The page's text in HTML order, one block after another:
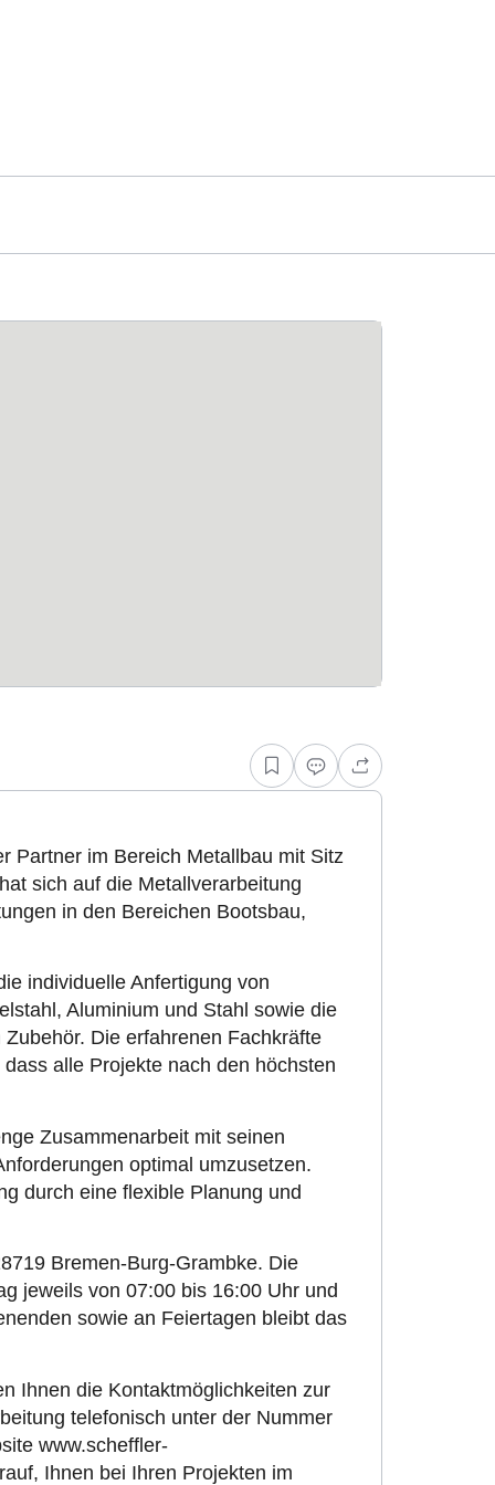
Partner im Bereich Metallbau mit Sitz
sich auf die Metallverarbeitung
in den Bereichen Bootsbau,
individuelle Anfertigung von
Aluminium und Stahl sowie die
Die erfahrenen Fachkräfte
alle Projekte nach den höchsten
Zusammenarbeit mit seinen
optimal umzusetzen.
durch eine flexible Planung und
Bremen-Burg-Grambke. Die
jeweils von 07:00 bis 16:00 Uhr und
sowie an Feiertagen bleibt das
Ihnen die Kontaktmöglichkeiten zur
telefonisch unter der Nummer
www.scheffler-
Ihnen bei Ihren Projekten im